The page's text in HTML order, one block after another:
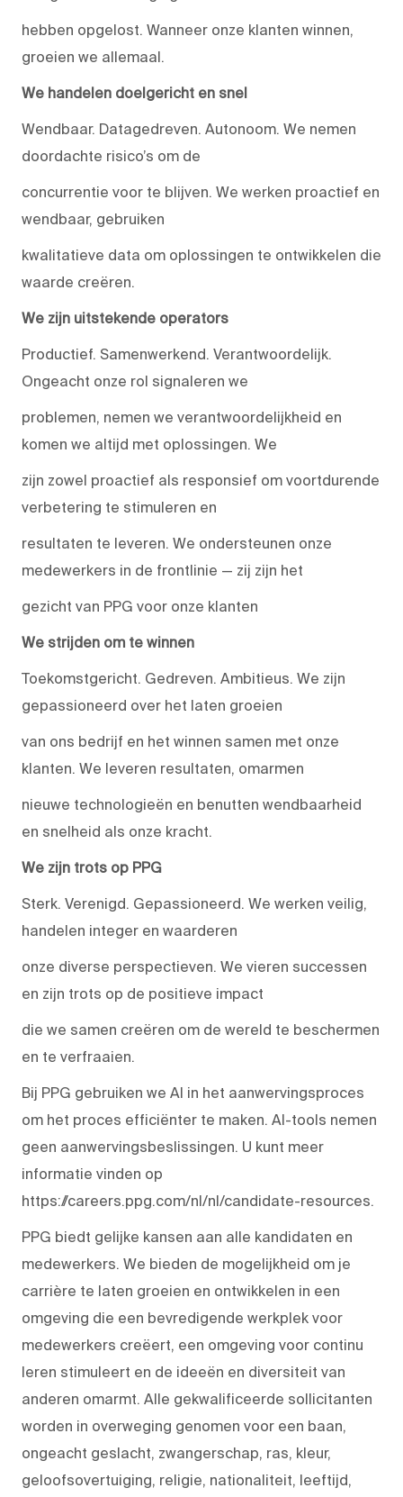
hebben opgelost. Wanneer onze klanten winnen,
groeien we allemaal.
We handelen doelgericht en snel
Wendbaar. Datagedreven. Autonoom. We nemen
doordachte risico’s om de
concurrentie voor te blijven. We werken proactief en
wendbaar, gebruiken
kwalitatieve data om oplossingen te ontwikkelen die
waarde creëren.
We zijn uitstekende operators
Productief. Samenwerkend. Verantwoordelijk.
Ongeacht onze rol signaleren we
problemen, nemen we verantwoordelijkheid en
komen we altijd met oplossingen. We
zijn zowel proactief als responsief om voortdurende
verbetering te stimuleren en
resultaten te leveren. We ondersteunen onze
medewerkers in de frontlinie — zij zijn het
gezicht van PPG voor onze klanten
We strijden om te winnen
Toekomstgericht. Gedreven. Ambitieus. We zijn
gepassioneerd over het laten groeien
van ons bedrijf en het winnen samen met onze
klanten. We leveren resultaten, omarmen
nieuwe technologieën en benutten wendbaarheid
en snelheid als onze kracht.
We zijn trots op PPG
Sterk. Verenigd. Gepassioneerd. We werken veilig,
handelen integer en waarderen
onze diverse perspectieven. We vieren successen
en zijn trots op de positieve impact
die we samen creëren om de wereld te beschermen
en te verfraaien.
Bij PPG gebruiken we AI in het aanwervingsproces
om het proces efficiënter te maken. AI-tools nemen
geen aanwervingsbeslissingen. U kunt meer
informatie vinden op
https://careers.ppg.com/nl/nl/candidate-resources.
PPG biedt gelijke kansen aan alle kandidaten en
medewerkers. We bieden de mogelijkheid om je
carrière te laten groeien en ontwikkelen in een
omgeving die een bevredigende werkplek voor
medewerkers creëert, een omgeving voor continu
leren stimuleert en de ideeën en diversiteit van
anderen omarmt. Alle gekwalificeerde sollicitanten
worden in overweging genomen voor een baan,
ongeacht geslacht, zwangerschap, ras, kleur,
geloofsovertuiging, religie, nationaliteit, leeftijd,